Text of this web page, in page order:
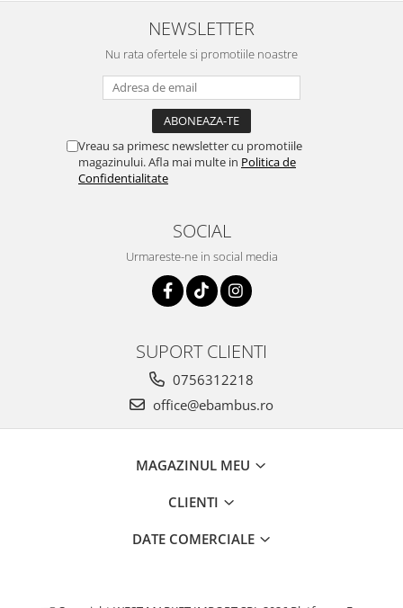
NEWSLETTER
Nu rata ofertele si promotiile noastre
Vreau sa primesc newsletter cu promotiile
magazinului. Afla mai multe in Politica de
Confidentialitate
SOCIAL
Urmareste-ne in social media
SUPORT CLIENTI
0756312218
office@ebambus.ro
MAGAZINUL MEU
CLIENTI
DATE COMERCIALE